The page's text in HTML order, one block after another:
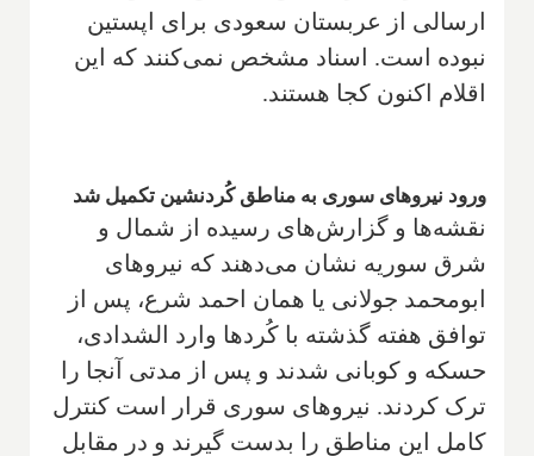
ارسالی از عربستان سعودی برای اپستین
نبوده است. اسناد مشخص نمی‌کنند که این
اقلام اکنون کجا هستند.
ورود نیروهای سوری به مناطق کُردنشین تکمیل شد
نقشه‌ها و گزارش‌های رسیده از شمال و
شرق سوریه نشان می‌دهند که نیروهای
ابومحمد جولانی یا همان احمد شرع، پس از
توافق هفته گذشته با کُردها وارد الشدادی،
حسکه و کوبانی شدند و پس از مدتی آنجا را
ترک کردند. نیروهای سوری قرار است کنترل
کامل این مناطق را بدست گیرند و در مقابل